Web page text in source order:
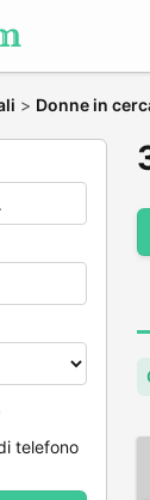
> Donne in
telefono